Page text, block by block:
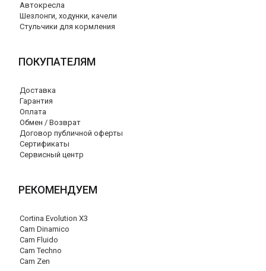
Автокресла
Шезлонги, ходунки, качели
Стульчики для кормления
ПОКУПАТЕЛЯМ
Доставка
Гарантия
Оплата
Обмен / Возврат
Договор публичной оферты
Сертификаты
Сервисный центр
РЕКОМЕНДУЕМ
Cortina Evolution X3
Cam Dinamico
Cam Fluido
Cam Techno
Cam Zen